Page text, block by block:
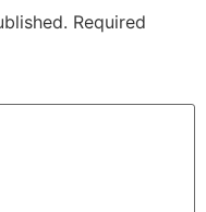
Required